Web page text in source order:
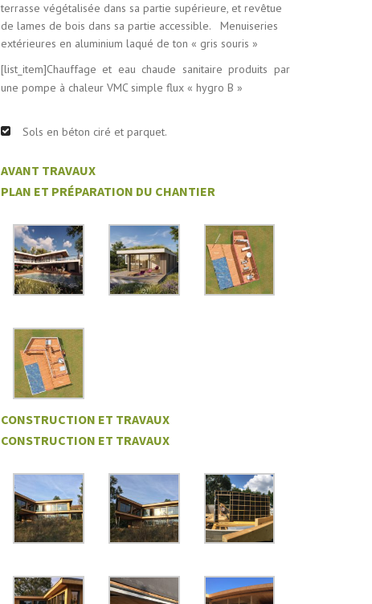
terrasse végétalisée dans sa partie supérieure, et revêtue
de lames de bois dans sa partie accessible. Menuiseries
extérieures en aluminium laqué de ton « gris souris »
[list_item]Chauffage et eau chaude sanitaire produits par
une pompe à chaleur VMC simple flux « hygro B »
Sols en béton ciré et parquet.
AVANT TRAVAUX
PLAN ET PRÉPARATION DU CHANTIER
CONSTRUCTION ET TRAVAUX
CONSTRUCTION ET TRAVAUX